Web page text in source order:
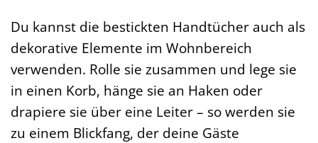
Du kannst die bestickten Handtücher auch als
dekorative Elemente im Wohnbereich
verwenden. Rolle sie zusammen und lege sie
in einen Korb, hänge sie an Haken oder
drapiere sie über eine Leiter – so werden sie
zu einem Blickfang, der deine Gäste